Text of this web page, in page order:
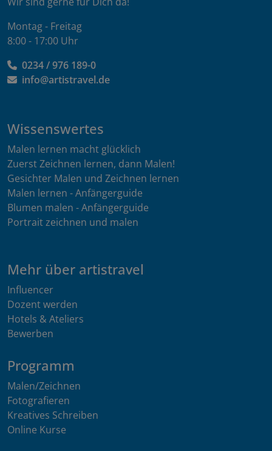
Montag - Freitag
8:00 - 17:00 Uhr
0234 / 976 189-0
info@artistravel.de
Wissenswertes
Malen lernen macht glücklich
Zuerst Zeichnen lernen, dann Malen!
Gesichter Malen und Zeichnen lernen
Malen lernen - Anfängerguide
Blumen malen - Anfängerguide
Portrait zeichnen und malen
Mehr über artistravel
Influencer
Dozent werden
Hotels & Ateliers
Bewerben
Programm
Malen/Zeichnen
Fotografieren
Kreatives Schreiben
Online Kurse